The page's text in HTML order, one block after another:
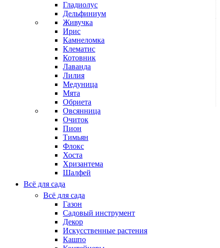
Гладиолус
Дельфиниум
Живучка
Ирис
Камнеломка
Клематис
Котовник
Лаванда
Лилия
Медуница
Мята
Обриета
Овсянница
Очиток
Пион
Тимьян
Флокс
Хоста
Хризантема
Шалфей
Всё для сада
Всё для сада
Газон
Садовый инструмент
Декор
Искусственные растения
Кашпо